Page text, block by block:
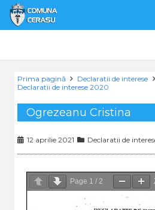
Prima pagină
Declaratii de interese
Declaratii de interese 2020
Ogrezeanu Cristina
12 aprilie 2021 Declaratii de
Page 1 / 2